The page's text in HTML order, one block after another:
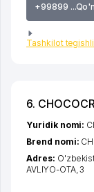
+99899
Tashkilot
6.
Yuridik nomi:
Brend nomi:
Adres:
AVLIYO-OTA, 3